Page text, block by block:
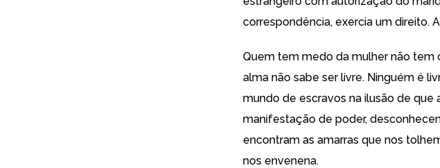
correspondência, exercia um direito.
Quem tem medo da mulher não tem
alma não sabe ser livre. Ninguém é
mundo de escravos na ilusão de
manifestação de poder,
encontram as amarras que nos
nos envenena.